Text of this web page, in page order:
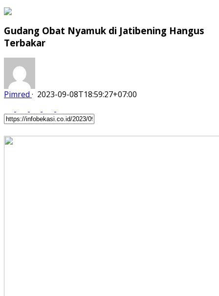
Gudang Obat Nyamuk di Jatibening Hangus
Terbakar
Pimred · 2023-09-08T18:59:27+07:00